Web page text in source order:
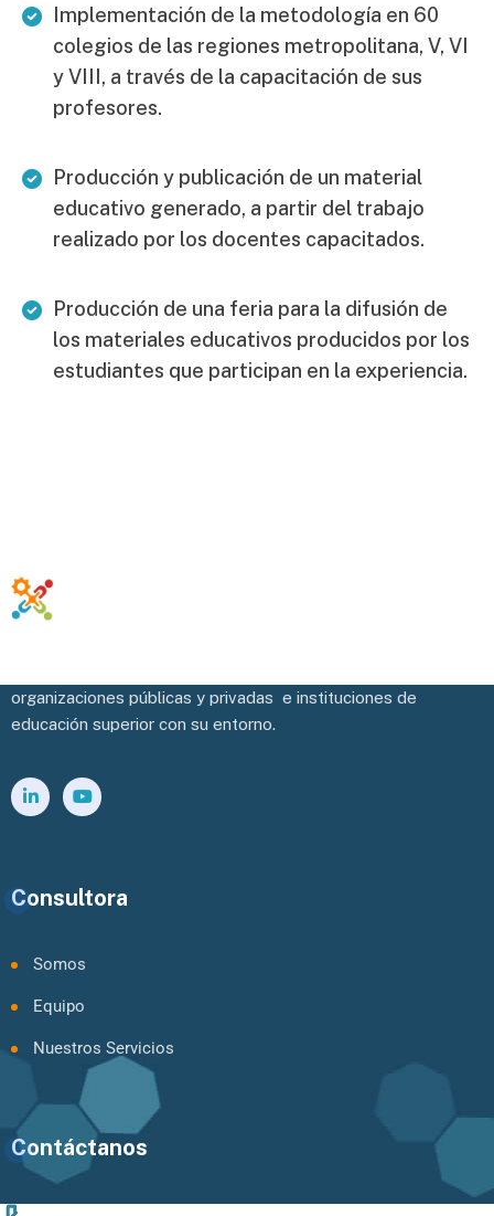
Implementación de la metodología en 60
colegios de las regiones metropolitana, V, VI
y VIII, a través de la capacitación de sus
profesores.
Producción y publicación de un material
educativo generado, a partir del trabajo
realizado por los docentes capacitados.
Producción de una feria para la difusión de
los materiales educativos producidos por los
estudiantes que participan en la experiencia.
organizaciones públicas y privadas e instituciones de
educación superior con su entorno.
Consultora
Somos
Equipo
Nuestros Servicios
Contáctanos